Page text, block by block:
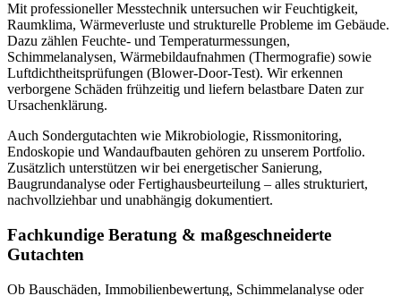
Mit professioneller Messtechnik untersuchen wir Feuchtigkeit,
Raumklima, Wärmeverluste und strukturelle Probleme im Gebäude.
Dazu zählen Feuchte- und Temperaturmessungen,
Schimmelanalysen, Wärmebildaufnahmen (Thermografie) sowie
Luftdichtheitsprüfungen (Blower-Door-Test). Wir erkennen
verborgene Schäden frühzeitig und liefern belastbare Daten zur
Ursachenklärung.
Auch Sondergutachten wie Mikrobiologie, Rissmonitoring,
Endoskopie und Wandaufbauten gehören zu unserem Portfolio.
Zusätzlich unterstützen wir bei energetischer Sanierung,
Baugrundanalyse oder Fertighausbeurteilung – alles strukturiert,
nachvollziehbar und unabhängig dokumentiert.
Fachkundige Beratung & maßgeschneiderte
Gutachten
Ob Bauschäden, Immobilienbewertung, Schimmelanalyse oder